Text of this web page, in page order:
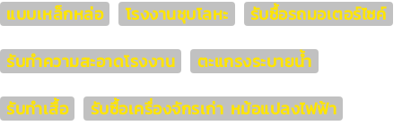
แบบเหล็กหล่อ
โรงงานชุบโลหะ
รับซื้อรถมอเตอร์ไซค์
รับทำความสะอาดโรงงาน
ตะแกรงระบายน้ำ
รับทำเสื้อ
รับซื้อเครื่องจักรเก่า หม้อแปลงไฟฟ้า